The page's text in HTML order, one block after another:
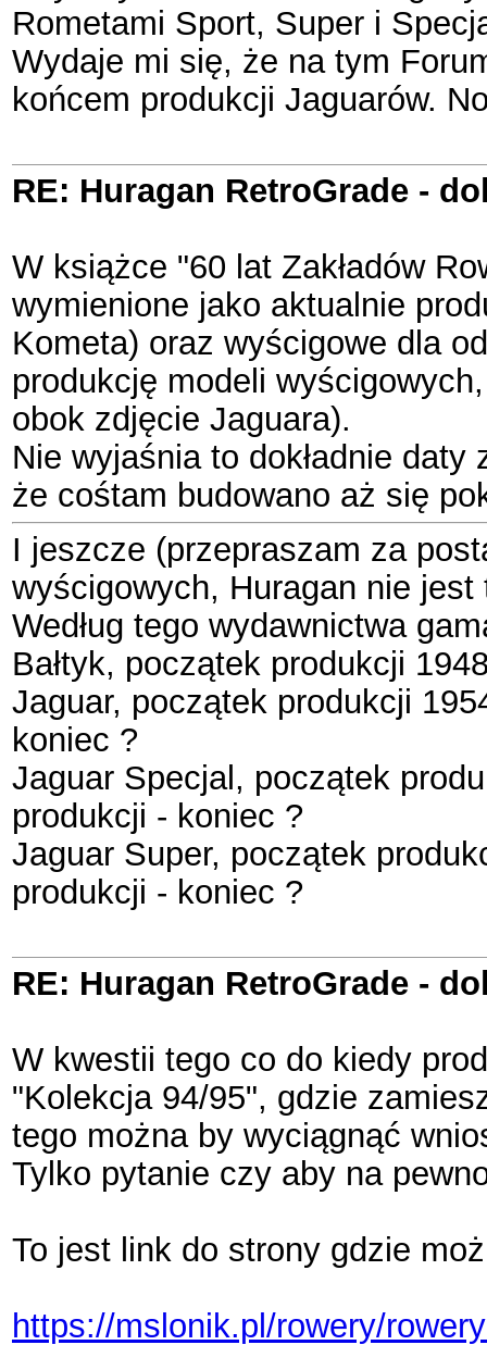
Rometami Sport, Super i
Wydaje mi się, że na tym
końcem produkcji Jaguarów.
RE: Huragan RetroGrade -
W książce "60 lat Zakładów
wymienione jako aktualnie
Kometa) oraz wyścigowe dla
produkcję modeli
obok zdjęcie Jaguara).
Nie wyjaśnia to dokładnie
że cośtam budowano aż się
I jeszcze (przepraszam za
wyścigowych, Huragan nie
Według tego wydawnictwa
Bałtyk, początek produkcji
Jaguar, początek produkcji
koniec ?
Jaguar Specjal, początek
produkcji - koniec ?
Jaguar Super, początek
produkcji - koniec ?
RE: Huragan RetroGrade -
W kwestii tego co do kiedy
"Kolekcja 94/95", gdzie
tego można by wyciągnąć
Tylko pytanie czy aby na
To jest link do strony gdzie
https://mslonik.pl/rowery/